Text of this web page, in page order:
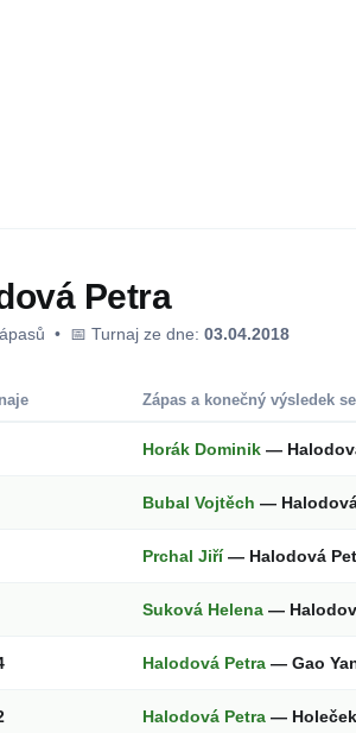
Petra
• 📅 Turnaj ze dne: 03.04.2018
Zápas a konečný výsledek
Horák Dominik —
Bubal Vojtěch —
Prchal Jiří— Halodová
Suková Helena —
Halodová Petra — Gao
Halodová Petra —